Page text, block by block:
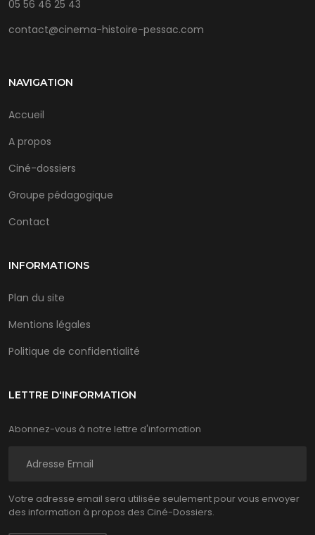
05 56 46 25 43
contact@cinema-histoire-pessac.com
NAVIGATION
Accueil
A propos
Ciné-dossiers
Groupe pédagogique
Contact
INFORMATIONS
Plan du site
Mentions légales
Politique de confidentialité
LETTRE D'INFORMATION
Abonnez-vous à notre lettre d'information
Votre adresse email sera utilisée seulement pour vous envoyer
des information à propos des Ciné-Dossiers.